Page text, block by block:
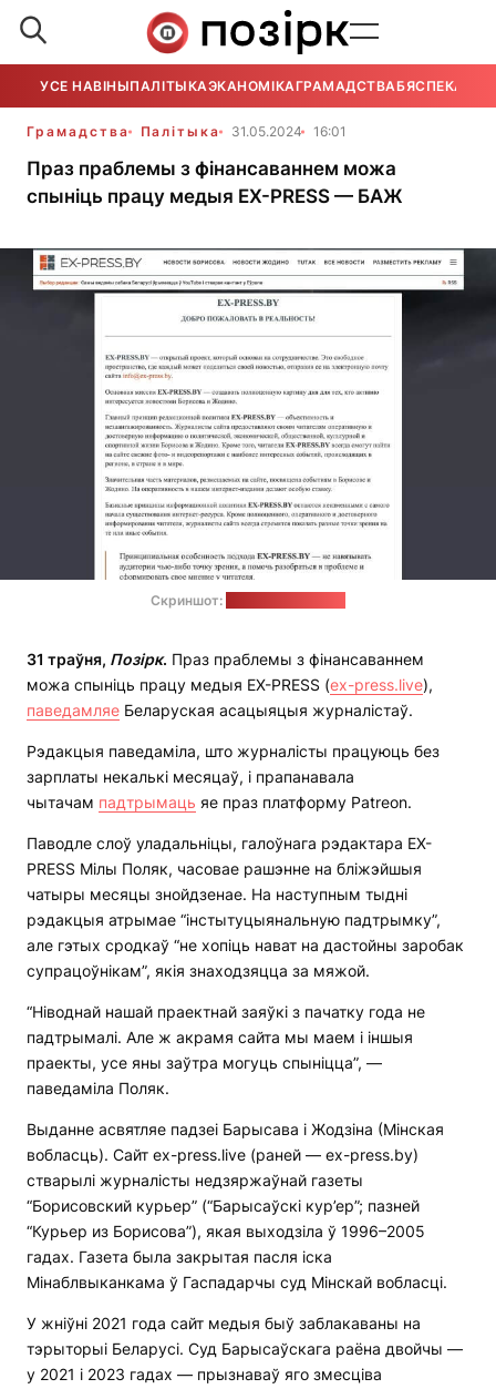
УСЕ НАВІНЫПАЛІТЫКАЭКАНОМІКАГРАМАДСТВАБЯСПЕКА
Грамадства Палітыка 31.05.2024 16:01
Праз праблемы з фінансаваннем можа
спыніць працу медыя EX-PRESS — БАЖ
Скриншот:
31 траўня, Позірк. Праз праблемы з фінансаваннем
можа спыніць працу медыя EX-PRESS (ex-press.live),
паведамляе Беларуская асацыяцыя журналістаў.
Рэдакцыя паведаміла, што журналісты працуюць без
зарплаты некалькі месяцаў, і прапанавала
чытачам падтрымаць яе праз платформу Patreon.
Паводле слоў уладальніцы, галоўнага рэдактара EX-
PRESS Мілы Поляк, часовае рашэнне на бліжэйшыя
чатыры месяцы знойдзенае. На наступным тыдні
рэдакцыя атрымае “інстытуцыянальную падтрымку”,
але гэтых сродкаў “не хопіць нават на дастойны заробак
супрацоўнікам”, якія знаходзяцца за мяжой.
“Ніводнай нашай праектнай заяўкі з пачатку года не
падтрымалі. Але ж акрамя сайта мы маем і іншыя
праекты, усе яны заўтра могуць спыніцца”, —
паведаміла Поляк.
Выданне асвятляе падзеі Барысава і Жодзіна (Мінская
вобласць). Сайт ex-press.live (раней — ex-press.by)
стварылі журналісты недзяржаўнай газеты
“Борисовский курьер” (“Барысаўскі кур’ер”; пазней
“Курьер из Борисова”), якая выходзіла ў 1996–2005
гадах. Газета была закрытая пасля іска
Мінаблвыканкама ў Гаспадарчы суд Мінскай вобласці.
У жніўні 2021 года сайт медыя быў заблакаваны на
тэрыторыі Беларусі. Суд Барысаўскага раёна двойчы —
у 2021 і 2023 гадах — прызнаваў яго змесціва